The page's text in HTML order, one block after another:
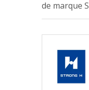
de marque